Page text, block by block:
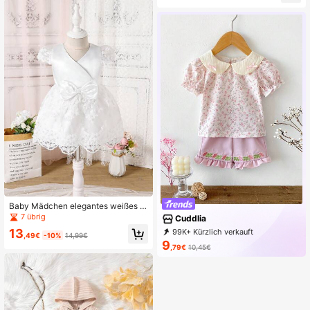
Baby Mädchen elegantes weißes S
ommerkleid mit V-Ausschnitt und P
uffärmeln
7 übrig
13 ,49€ -10% 14,99€
Cuddlia
99K+ Kürzlich verkauft
69K+ Erneut kaufen
9 ,79€ 10,45€